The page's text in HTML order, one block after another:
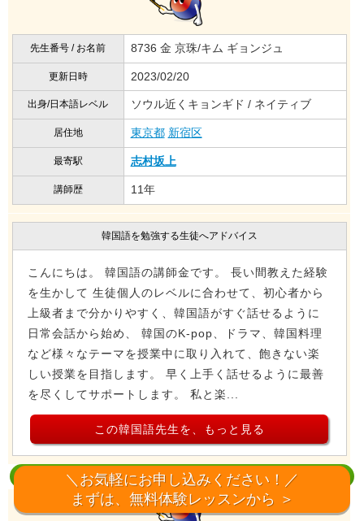
先生番号 / お名前 8736 金 京珠/キム ギョンジュ
更新日時 2023/02/20
出身/日本語レベル ソウル近くキョンギド / ネイティブ
居住地 東京都 新宿区
最寄駅 志村坂上
講師歴 11年
韓国語を勉強する生徒へアドバイス
こんにちは。 韓国語の講師金です。 長い間教えた経験
を生かして 生徒個人のレベルに合わせて、初心者から
上級者まで分かりやすく、韓国語がすぐ話せるように
日常会話から始め、 韓国のK-pop、ドラマ、韓国料理
など様々なテーマを授業中に取り入れて、飽きない楽
しい授業を目指します。 早く上手く話せるように最善
を尽くしてサポートします。 私と楽...
この韓国語先生を、もっと見る
新宿区 韓国語教室｜チョン ヒョンスク先生
＼お気軽にお申し込みください！／
まずは、無料体験レッスンから ＞